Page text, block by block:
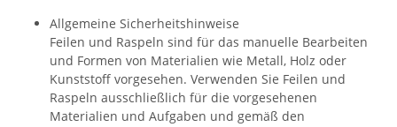
Allgemeine Sicherheitshinweise
Feilen und Raspeln sind für das manuelle Bearbeiten
und Formen von Materialien wie Metall, Holz oder
Kunststoff vorgesehen. Verwenden Sie Feilen und
Raspeln ausschließlich für die vorgesehenen
Materialien und Aufgaben und gemäß den